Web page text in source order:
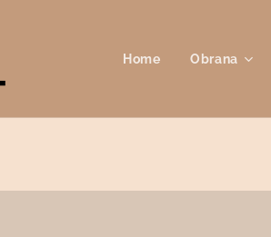
Home Obrana